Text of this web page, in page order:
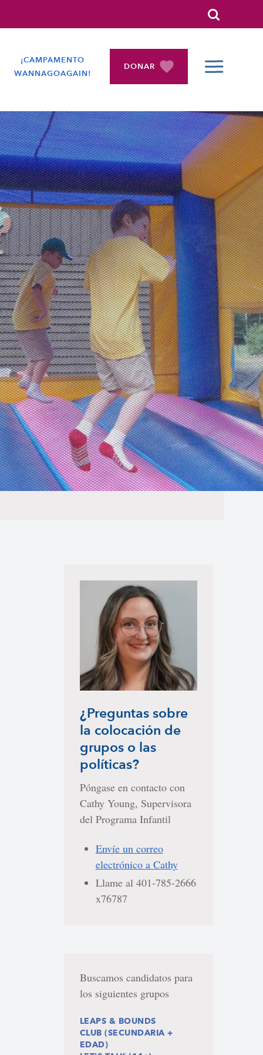
Search
¡CAMPAMENTO
WANNAGOAGAIN!
DONAR
¿Preguntas sobre
la colocación de
grupos o las
políticas?
Póngase en contacto con
Cathy Young, Supervisora
del Programa Infantil
Envíe un correo
electrónico a Cathy
Llame al 401-785-2666
x76787
Buscamos candidatos para
los siguientes grupos
LEAPS & BOUNDS
CLUB (SECUNDARIA +
EDAD)